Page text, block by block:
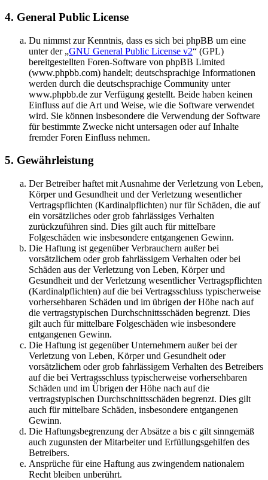
4. General Public License
Du nimmst zur Kenntnis, dass es sich bei phpBB um eine
unter der „GNU General Public License v2“ (GPL)
bereitgestellten Foren-Software von phpBB Limited
(www.phpbb.com) handelt; deutschsprachige Informationen
werden durch die deutschsprachige Community unter
www.phpbb.de zur Verfügung gestellt. Beide haben keinen
Einfluss auf die Art und Weise, wie die Software verwendet
wird. Sie können insbesondere die Verwendung der Software
für bestimmte Zwecke nicht untersagen oder auf Inhalte
fremder Foren Einfluss nehmen.
5. Gewährleistung
Der Betreiber haftet mit Ausnahme der Verletzung von Leben,
Körper und Gesundheit und der Verletzung wesentlicher
Vertragspflichten (Kardinalpflichten) nur für Schäden, die auf
ein vorsätzliches oder grob fahrlässiges Verhalten
zurückzuführen sind. Dies gilt auch für mittelbare
Folgeschäden wie insbesondere entgangenen Gewinn.
Die Haftung ist gegenüber Verbrauchern außer bei
vorsätzlichem oder grob fahrlässigem Verhalten oder bei
Schäden aus der Verletzung von Leben, Körper und
Gesundheit und der Verletzung wesentlicher Vertragspflichten
(Kardinalpflichten) auf die bei Vertragsschluss typischerweise
vorhersehbaren Schäden und im übrigen der Höhe nach auf
die vertragstypischen Durchschnittsschäden begrenzt. Dies
gilt auch für mittelbare Folgeschäden wie insbesondere
entgangenen Gewinn.
Die Haftung ist gegenüber Unternehmern außer bei der
Verletzung von Leben, Körper und Gesundheit oder
vorsätzlichem oder grob fahrlässigem Verhalten des Betreibers
auf die bei Vertragsschluss typischerweise vorhersehbaren
Schäden und im Übrigen der Höhe nach auf die
vertragstypischen Durchschnittsschäden begrenzt. Dies gilt
auch für mittelbare Schäden, insbesondere entgangenen
Gewinn.
Die Haftungsbegrenzung der Absätze a bis c gilt sinngemäß
auch zugunsten der Mitarbeiter und Erfüllungsgehilfen des
Betreibers.
Ansprüche für eine Haftung aus zwingendem nationalem
Recht bleiben unberührt.